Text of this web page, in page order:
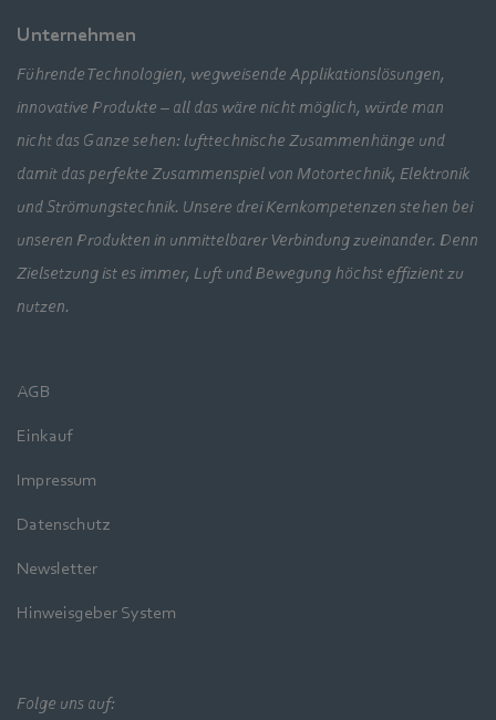
Unternehmen
Führende Technologien, wegweisende Applikationslösungen,
innovative Produkte – all das wäre nicht möglich, würde man
nicht das Ganze sehen: lufttechnische Zusammenhänge und
damit das perfekte Zusammenspiel von Motortechnik, Elektronik
und Strömungstechnik. Unsere drei Kernkompetenzen stehen bei
unseren Produkten in unmittelbarer Verbindung zueinander. Denn
Zielsetzung ist es immer, Luft und Bewegung höchst effizient zu
nutzen.
AGB
Einkauf
Impressum
Datenschutz
Newsletter
Hinweisgeber System
Folge uns auf: